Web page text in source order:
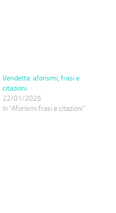
Vendetta: aforismi, frasi e
citazioni
22/01/2025
In "Aforismi frasi e citazioni"